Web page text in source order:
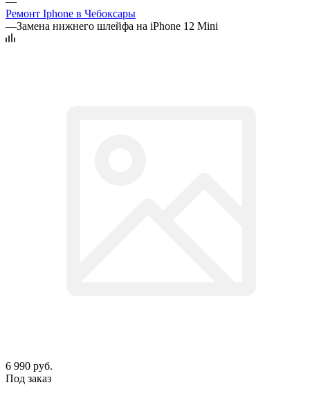
Ремонт Iphone в Чебоксары
—Замена нижнего шлейфа на iPhone 12 Mini
6 990 руб.
Под заказ